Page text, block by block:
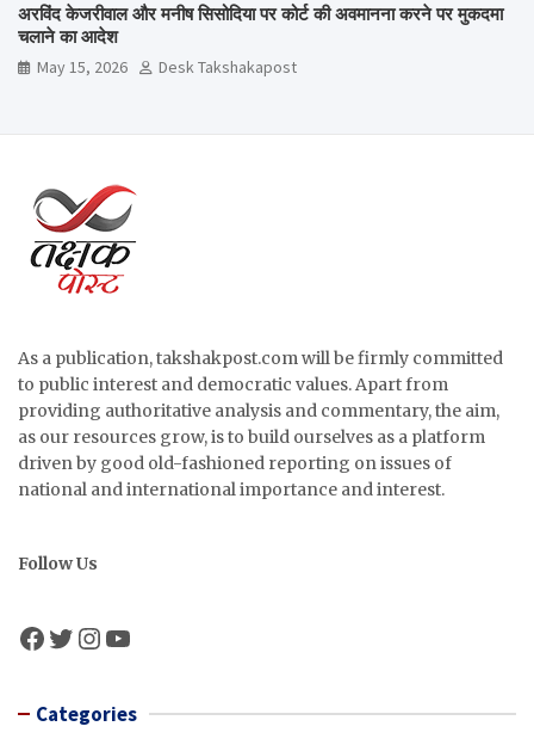
अरविंद केजरीवाल और मनीष सिसोदिया पर कोर्ट की अवमानना करने पर मुकदमा
चलाने का आदेश
May 15, 2026 Desk Takshakapost
As a publication, takshakpost.com will be firmly committed
to public interest and democratic values. Apart from
providing authoritative analysis and commentary, the aim,
as our resources grow, is to build ourselves as a platform
driven by good old-fashioned reporting on issues of
national and international importance and interest.
Follow Us
Facebook
Twitter
Instagram
YouTube
Categories